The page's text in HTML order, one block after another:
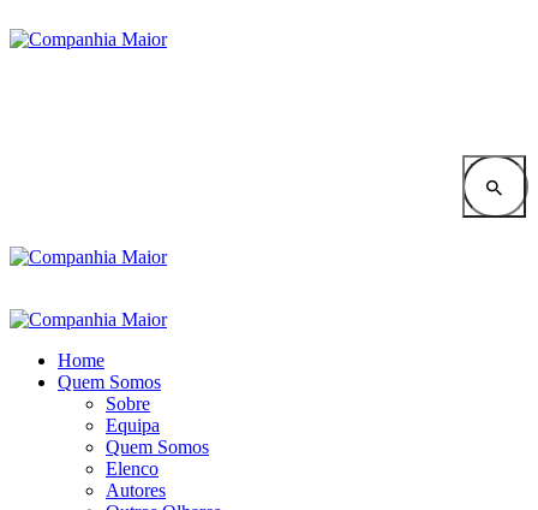
Home
Quem Somos
Sobre
Equipa
Quem Somos
Elenco
Autores